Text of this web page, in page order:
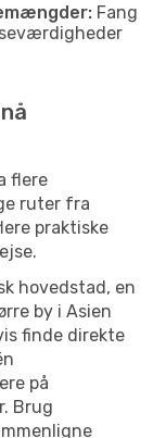
Fang
flere
ruter fra
praktiske
hovedstad, en
by i Asien
finde direkte
på
Brug